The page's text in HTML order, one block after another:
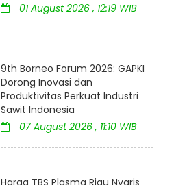
01 August 2026 , 12:19 WIB
9th Borneo Forum 2026: GAPKI
Dorong Inovasi dan
Produktivitas Perkuat Industri
Sawit Indonesia
07 August 2026 , 11:10 WIB